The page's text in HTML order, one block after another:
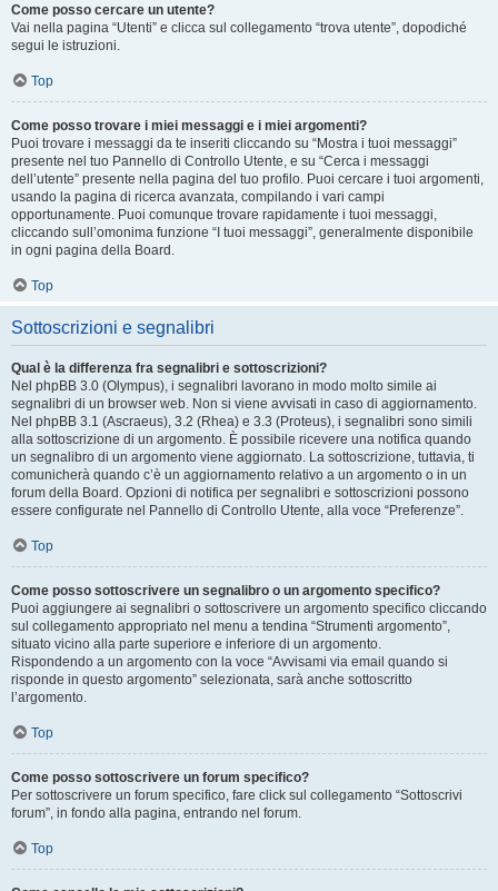
Come posso cercare un utente?
Vai nella pagina “Utenti” e clicca sul collegamento “trova utente”, dopodiché
segui le istruzioni.
Top
Come posso trovare i miei messaggi e i miei argomenti?
Puoi trovare i messaggi da te inseriti cliccando su “Mostra i tuoi messaggi”
presente nel tuo Pannello di Controllo Utente, e su “Cerca i messaggi
dell’utente” presente nella pagina del tuo profilo. Puoi cercare i tuoi argomenti,
usando la pagina di ricerca avanzata, compilando i vari campi
opportunamente. Puoi comunque trovare rapidamente i tuoi messaggi,
cliccando sull’omonima funzione “I tuoi messaggi”, generalmente disponibile
in ogni pagina della Board.
Top
Sottoscrizioni e segnalibri
Qual è la differenza fra segnalibri e sottoscrizioni?
Nel phpBB 3.0 (Olympus), i segnalibri lavorano in modo molto simile ai
segnalibri di un browser web. Non si viene avvisati in caso di aggiornamento.
Nel phpBB 3.1 (Ascraeus), 3.2 (Rhea) e 3.3 (Proteus), i segnalibri sono simili
alla sottoscrizione di un argomento. È possibile ricevere una notifica quando
un segnalibro di un argomento viene aggiornato. La sottoscrizione, tuttavia, ti
comunicherà quando c’è un aggiornamento relativo a un argomento o in un
forum della Board. Opzioni di notifica per segnalibri e sottoscrizioni possono
essere configurate nel Pannello di Controllo Utente, alla voce “Preferenze”.
Top
Come posso sottoscrivere un segnalibro o un argomento specifico?
Puoi aggiungere ai segnalibri o sottoscrivere un argomento specifico cliccando
sul collegamento appropriato nel menu a tendina “Strumenti argomento”,
situato vicino alla parte superiore e inferiore di un argomento.
Rispondendo a un argomento con la voce “Avvisami via email quando si
risponde in questo argomento” selezionata, sarà anche sottoscritto
l’argomento.
Top
Come posso sottoscrivere un forum specifico?
Per sottoscrivere un forum specifico, fare click sul collegamento “Sottoscrivi
forum”, in fondo alla pagina, entrando nel forum.
Top